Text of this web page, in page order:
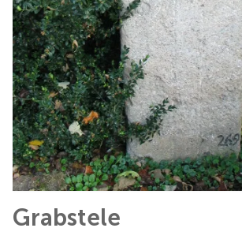
Grabstele